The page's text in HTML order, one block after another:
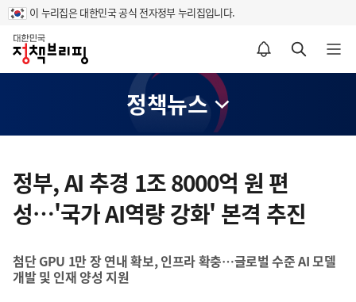
이 누리집은 대한민국 공식 전자정부 누리집입니다.
홈
알림설정 바로가기 검색 바로가기 메뉴 열기
정책뉴스
텐
츠
영
정부, AI 추경 1조 8000억 원 편
성…'국가 AI역량 강화' 본격 추진
첨단 GPU 1만 장 연내 확보, 인프라 확충…글로벌 수준 AI 모델
개발 및 인재 양성 지원